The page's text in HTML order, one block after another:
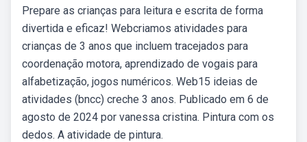
Prepare as crianças para leitura e escrita de forma
divertida e eficaz! Webcriamos atividades para
crianças de 3 anos que incluem tracejados para
coordenação motora, aprendizado de vogais para
alfabetização, jogos numéricos. Web15 ideias de
atividades (bncc) creche 3 anos. Publicado em 6 de
agosto de 2024 por vanessa cristina. Pintura com os
dedos. A atividade de pintura.